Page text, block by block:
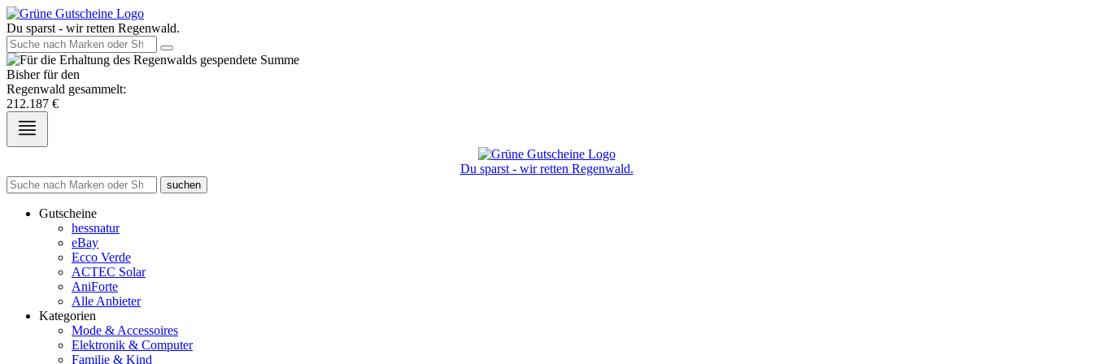
Du sparst - wir retten Regenwald.
Bisher für den
Regenwald gesammelt:
212.187 €
Du sparst - wir retten Regenwald.
suchen
Gutscheine
hessnatur
eBay
Ecco Verde
ACTEC Solar
AniForte
Alle Anbieter
Kategorien
Mode & Accessoires
Elektronik & Computer
Familie & Kind